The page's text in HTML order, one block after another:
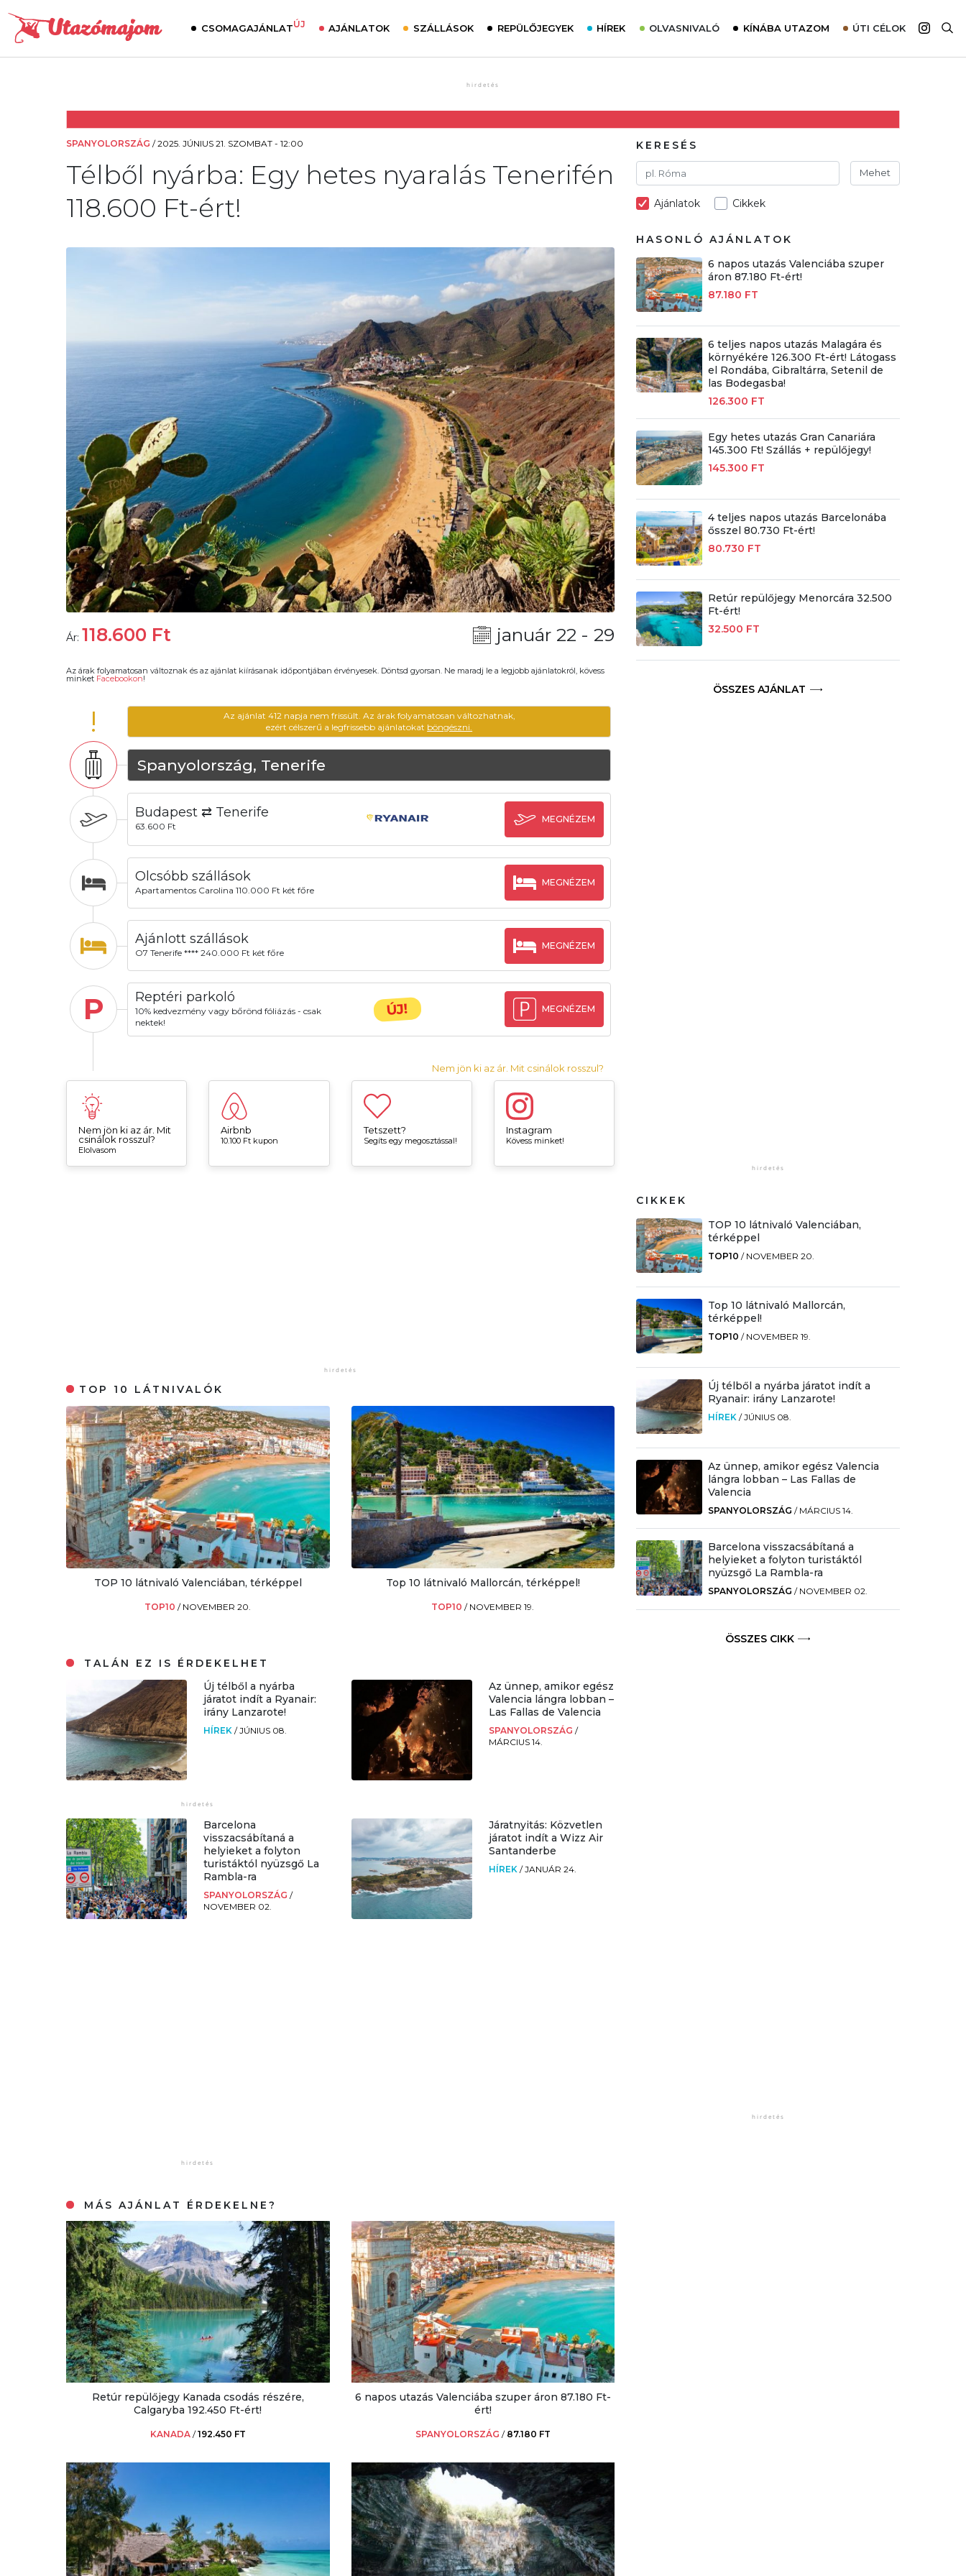
CSOMAGAJÁNLATÚJ AJÁNLATOK SZÁLLÁSOK REPÜLŐJEGYEK HÍREK OLVASNIVALÓ
Utazómajom – CitySIM kártya a világutazóknak
Élménybeszámolók
Szállodalátogatás
Sajtómegjelenések
KÍNÁBA UTAZOM ÚTI CÉLOK
Afrika
SPANYOLORSZÁG /2025. JÚNIUS 21. SZOMBAT - 12:00
Télből nyárba: Egy hetes nyaralás Tenerifén
118.600 Ft-ért!
Ár: 118.600 Ft január 22 - 29
Az árak folyamatosan változnak és az ajánlat kiírásanak időpontjában érvényesek. Döntsd gyorsan. Ne maradj le a legjobb ajánlatokról, kövess
minket Facebookon!
!
Az ajánlat 412 napja nem frissült. Az árak folyamatosan változhatnak,
ezért célszerű a legfrissebb ajánlatokat böngészni.
Spanyolország, Tenerife
Budapest ⇄ Tenerife
63.600 Ft
MEGNÉZEM
Olcsóbb szállások
Apartamentos Carolina 110.000 Ft két főre
MEGNÉZEM
Ajánlott szállások
O7 Tenerife **** 240.000 Ft két főre
MEGNÉZEM
P Reptéri parkoló
10% kedvezmény vagy bőrönd fóliázás - csak
nektek!
ÚJ! MEGNÉZEM
Nem jön ki az ár. Mit csinálok rosszul?
Nem jön ki az ár. Mit
csinálok rosszul?
Elolvasom
Airbnb
10.100 Ft kupon
Tetszett?
Segíts egy megosztással!
Instagram
Kövess minket!
TOP 10 LÁTNIVALÓK
TOP 10 látnivaló Valenciában, térképpel
TOP10/ NOVEMBER 20.
Top 10 látnivaló Mallorcán, térképpel!
TOP10/ NOVEMBER 19.
TALÁN EZ IS ÉRDEKELHET
Új télből a nyárba
járatot indít a Ryanair:
irány Lanzarote!
HÍREK/JÚNIUS 08.
Az ünnep, amikor egész
Valencia lángra lobban –
Las Fallas de Valencia
SPANYOLORSZÁG /
MÁRCIUS 14.
Barcelona
visszacsábítaná a
helyieket a folyton
turistáktól nyüzsgő La
Rambla-ra
SPANYOLORSZÁG/
NOVEMBER 02.
Járatnyitás: Közvetlen
járatot indít a Wizz Air
Santanderbe
HÍREK /JANUÁR 24.
MÁS AJÁNLAT ÉRDEKELNE?
Retúr repülőjegy Kanada csodás részére,
Calgaryba 192.450 Ft-ért!
KANADA /192.450 FT
6 napos utazás Valenciába szuper áron 87.180 Ft-
ért!
SPANYOLORSZÁG / 87.180 FT
KERESÉS
Mehet
Ajánlatok Cikkek
HASONLÓ AJÁNLATOK
6 napos utazás Valenciába szuper
áron 87.180 Ft-ért!
87.180 FT
6 teljes napos utazás Malagára és
környékére 126.300 Ft-ért! Látogass
el Rondába, Gibraltárra, Setenil de
las Bodegasba!
126.300 FT
Egy hetes utazás Gran Canariára
145.300 Ft! Szállás + repülőjegy!
145.300 FT
4 teljes napos utazás Barcelonába
ősszel 80.730 Ft-ért!
80.730 FT
Retúr repülőjegy Menorcára 32.500
Ft-ért!
32.500 FT
ÖSSZES AJÁNLAT
CIKKEK
TOP 10 látnivaló Valenciában,
térképpel
TOP10 / NOVEMBER 20.
Top 10 látnivaló Mallorcán,
térképpel!
TOP10 / NOVEMBER 19.
Új télből a nyárba járatot indít a
Ryanair: irány Lanzarote!
HÍREK /JÚNIUS 08.
Az ünnep, amikor egész Valencia
lángra lobban – Las Fallas de
Valencia
SPANYOLORSZÁG / MÁRCIUS 14.
Barcelona visszacsábítaná a
helyieket a folyton turistáktól
nyüzsgő La Rambla-ra
SPANYOLORSZÁG / NOVEMBER 02.
ÖSSZES CIKK